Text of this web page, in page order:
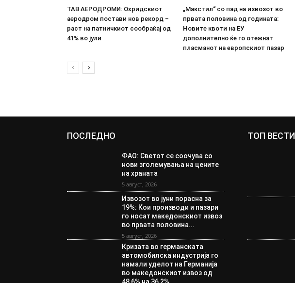
ТАВ АЕРОДРОМИ: Охридскиот
аеродром постави нов рекорд –
раст на патничкиот сообраќај од
41% во јули
„Макстил“ со пад на извозот во
првата половина од годината:
Новите квоти на ЕУ
дополнително ќе го отежнат
пласманот на европскиот пазар
ПОСЛЕДНО
ФАО: Светот се соочува со
нови зголемувања на цените
на храната
5 август, 2026
Извозот во јуни порасна за
19%: Кои производи и пазари
го носат македонскиот извоз
во првата половина...
5 август, 2026
Кризата во германската
автомобилска индустрија го
намали уделот на Германија
во македонскиот извоз од
ТОП ВЕСТИ